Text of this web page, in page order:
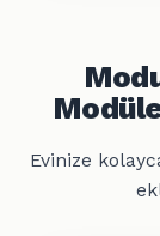
Evinize